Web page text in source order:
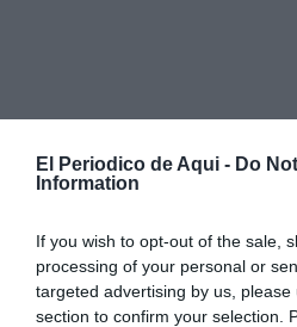
El Periodico de Aqui - Do
Information
If you wish to opt-out of the sale,
processing of your personal or
targeted advertising by us,
section to confirm your selection.